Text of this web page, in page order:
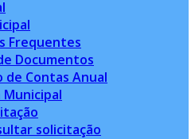
Frequentes
Documentos
de Contas Anual
solicitação